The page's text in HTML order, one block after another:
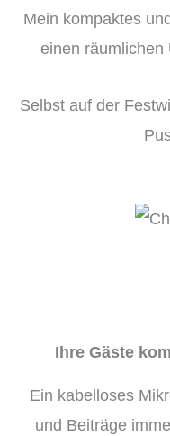
Mein kompaktes
einen räumlichen
Selbst auf der
Ihre Gäste
Ein kabelloses
und Beiträge